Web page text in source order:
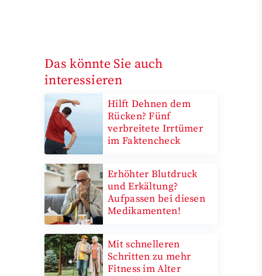
Das könnte Sie auch
interessieren
Hilft Dehnen dem
Rücken? Fünf
verbreitete Irrtümer
im Faktencheck
Erhöhter Blutdruck
und Erkältung?
Aufpassen bei diesen
Medikamenten!
Mit schnelleren
Schritten zu mehr
Fitness im Alter